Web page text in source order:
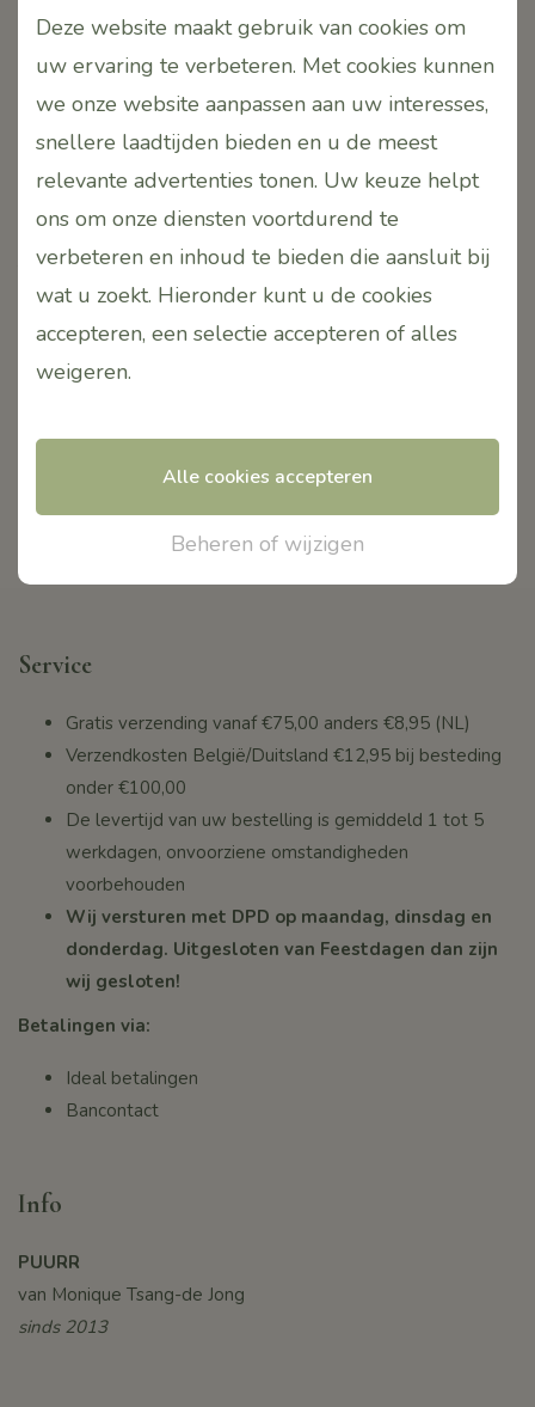
PUURR Skin Care
(leverancier PUURR Producten)
Bezoek op afspraak!
Hoofdweg-Noord 7H
2913 LB
Nieuwerkerk aan den IJssel
06-42690163
info@puurr.eu
W.www.puurr.eu
Contactpersoon:
BTW. NL001636174B77
Iban. NL55INGB0004595860
onv. PUURR
Service
Gratis verzending vanaf €75,00 anders €8,95 (NL)
Verzendkosten België/Duitsland €12,95 bij besteding
onder €100,00
De levertijd van uw bestelling is gemiddeld 1 tot 5
werkdagen, onvoorziene omstandigheden
voorbehouden
Wij versturen met DPD op maandag, dinsdag en
donderdag. Uitgesloten van Feestdagen dan zijn
wij gesloten!
Betalingen via:
Ideal betalingen
Bancontact
Info
PUURR
van Monique Tsang-de Jong
sinds 2013
Deze website maakt gebruik van cookies om
uw ervaring te verbeteren. Met cookies kunnen
we onze website aanpassen aan uw interesses,
snellere laadtijden bieden en u de meest
relevante advertenties tonen. Uw keuze helpt
ons om onze diensten voortdurend te
verbeteren en inhoud te bieden die aansluit bij
wat u zoekt. Hieronder kunt u de cookies
accepteren, een selectie accepteren of alles
weigeren.
Alle cookies accepteren
Beheren of wijzigen